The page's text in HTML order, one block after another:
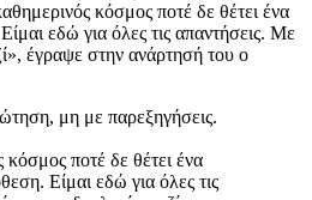
κόσμος ποτέ δε θέτει ένα
εδώ για όλες τις απαντήσεις. Με
έγραψε στην ανάρτησή του ο
μη με παρεξηγήσεις.
ποτέ δε θέτει ένα
Είμαι εδώ για όλες τις